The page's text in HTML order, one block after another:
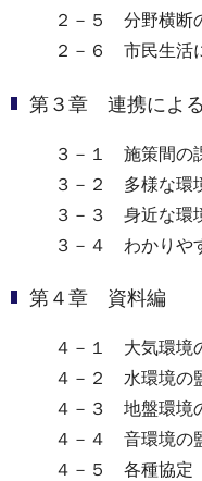
２－５ 分野横断
２－６ 市民生活
第３章 連携によ
３－１ 施策間の
３－２ 多様な環
３－３ 身近な環
３－４ わかりや
第４章 資料編
４－１ 大気環境
４－２ 水環境の
４－３ 地盤環境
４－４ 音環境の
４－５ 各種協定